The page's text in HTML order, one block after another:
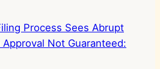
Process Sees Abrupt
Not Guaranteed: